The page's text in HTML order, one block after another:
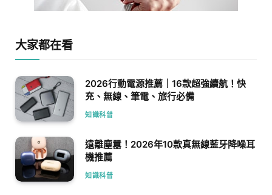
大家都在看
2026行動電源推薦｜16款超強續航！快
充、無線、筆電、旅行必備
知識科普
遠離塵囂！2026年10款真無線藍牙降噪耳
機推薦
知識科普